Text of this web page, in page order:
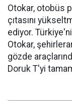
Otokar, otobüs
çıtasını
ediyor.
Otokar,
gözde
Doruk T'yi